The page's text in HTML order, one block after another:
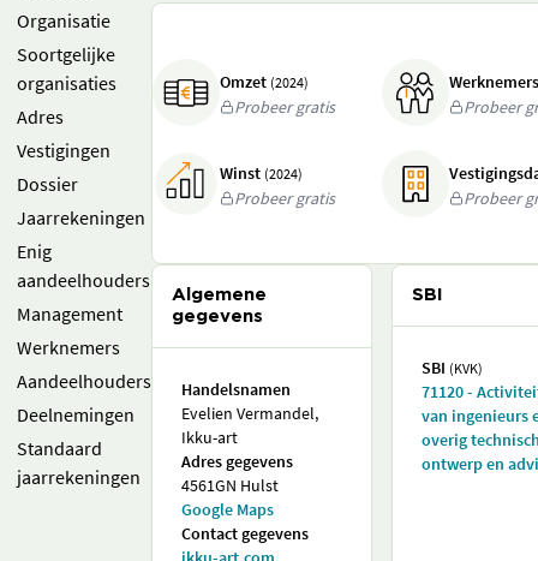
Organisatie
Soortgelijke
organisaties
Adres
Vestigingen
Dossier
Jaarrekeningen
Enig
aandeelhouders
Management
Werknemers
Aandeelhouders
Deelnemingen
Standaard
jaarrekeningen
Omzet (2024)
Probeer gratis
Probeer
Winst (2024)
Probeer gratis
Probeer
Algemene
gegevens
Handelsnamen
Evelien Vermandel,
Ikku-art
Adres gegevens
4561GN Hulst
Google Maps
Contact gegevens
SBI
SBI (KVK)
71120 -
van ingenieurs
overig
ontwerp en